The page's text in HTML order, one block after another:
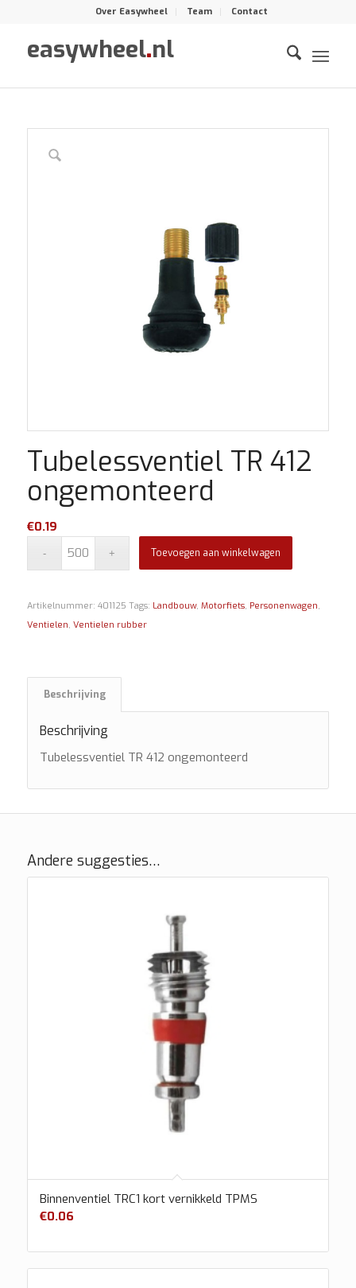
Over Easywheel Team Contact
easywheel.nl
Tubelessventiel TR 412
ongemonteerd
€0.19
Toevoegen aan winkelwagen
Artikelnummer: 401125 Tags: Landbouw, Motorfiets, Personenwagen,
Ventielen, Ventielen rubber
Beschrijving
Beschrijving
Tubelessventiel TR 412 ongemonteerd
Andere suggesties…
Binnenventiel TRC1 kort vernikkeld TPMS
€0.06